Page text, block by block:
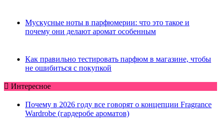
Мускусные ноты в парфюмерии: что это такое и
почему они делают аромат особенным
Как правильно тестировать парфюм в магазине, чтобы
не ошибиться с покупкой
Интересное
Почему в 2026 году все говорят о концепции Fragrance
Wardrobe (гардеробе ароматов)